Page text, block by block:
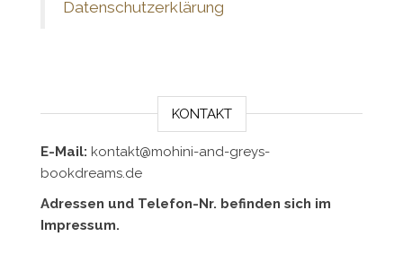
Datenschutzerklärung
KONTAKT
E-Mail: kontakt@mohini-and-greys-
bookdreams.de
Adressen und Telefon-Nr. befinden sich im
Impressum.